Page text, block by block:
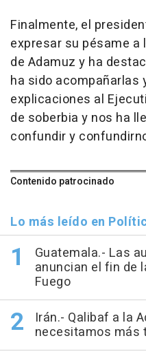
Finalmente, el
expresar su pésame
de Adamuz y ha
ha sido acompañarlas
explicaciones al
de soberbia y nos ha
confundir y
Contenido patrocinado
Lo más leído en
Guatemala.- Las
anuncian el fin de
Fuego
Irán.- Qalibaf a la
necesitamos más